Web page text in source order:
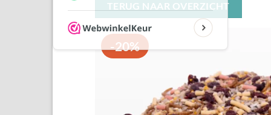
TERUG NAAR OVERZICHT
-20%